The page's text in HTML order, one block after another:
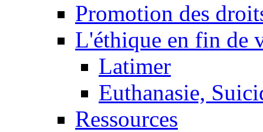
Promotion des
L'éthique en fin de
Latimer
Euthanasie,
Ressources